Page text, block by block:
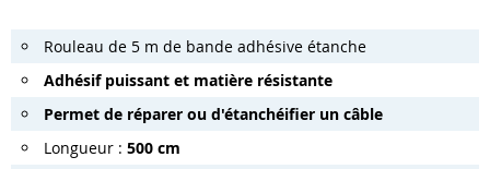
Rouleau de 5 m de bande adhésive étanche
Adhésif puissant et matière résistante
Permet de réparer ou d'étanchéifier un câble
Longueur : 500 cm